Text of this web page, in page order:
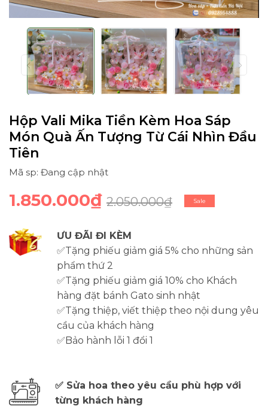
Hộp Vali Mika Tiền Kèm Hoa Sáp
Món Quà Ấn Tượng Từ Cái Nhìn Đầu
Tiên
Mã sp: Đang cập nhật
1.850.000₫ 2.050.000₫ Sale
ƯU ĐÃI ĐI KÈM
✅Tặng phiếu giảm giá 5% cho những sản
phẩm thứ 2
✅Tặng phiếu giảm giá 10% cho Khách
hàng đặt bánh Gato sinh nhật
✅Tặng thiệp, viết thiệp theo nội dung yêu
cầu của khách hàng
✅Bảo hành lỗi 1 đổi 1
✅ Sửa hoa theo yêu cầu phù hợp với
từng khách hàng